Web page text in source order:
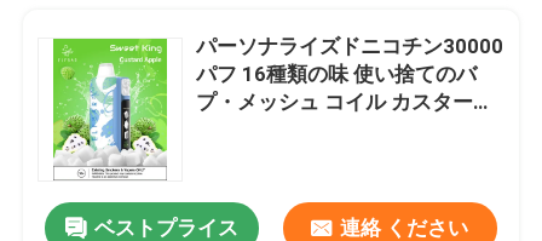
製品
ビデオ
企業情報
パーソナライズドニコチン30000
パフ 16種類の味 使い捨てのバ
プ・メッシュ コイル カスタード
ベストプライス 連絡 ください